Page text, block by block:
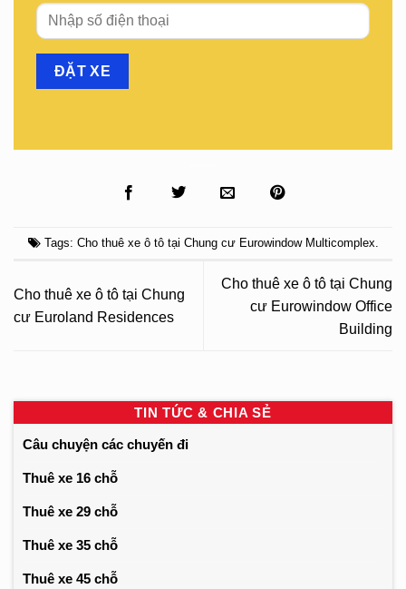
Tags: Cho thuê xe ô tô tại Chung cư Eurowindow Multicomplex
Cho thuê xe ô tô tại Chung
cư Euroland Residences
Cho thuê xe ô tô tại Chung
cư Eurowindow Office
Building
TIN TỨC & CHIA SẺ
Câu chuyện các chuyến đi
Thuê xe 16 chỗ
Thuê xe 29 chỗ
Thuê xe 35 chỗ
Thuê xe 45 chỗ